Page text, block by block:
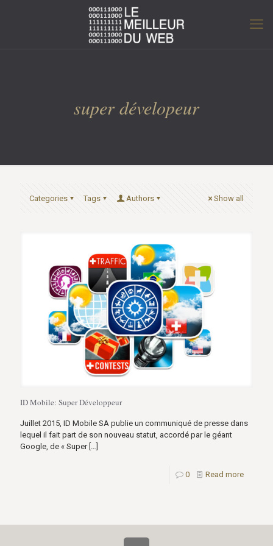
super dévelopeur
Categories Tags Authors Show all
ID Mobile: Super Développeur
Juillet 2015, ID Mobile SA publie un communiqué de presse dans
lequel il fait part de son nouveau statut, accordé par le géant
Google, de « Super[…]
0 Read more